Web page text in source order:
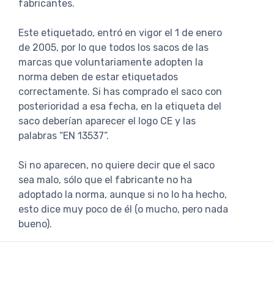
fabricantes.
Este etiquetado, entró en vigor el 1 de enero
de 2005, por lo que todos los sacos de las
marcas que voluntariamente adopten la
norma deben de estar etiquetados
correctamente. Si has comprado el saco con
posterioridad a esa fecha, en la etiqueta del
saco deberían aparecer el logo CE y las
palabras “EN 13537”.
Si no aparecen, no quiere decir que el saco
sea malo, sólo que el fabricante no ha
adoptado la norma, aunque si no lo ha hecho,
esto dice muy poco de él (o mucho, pero nada
bueno).